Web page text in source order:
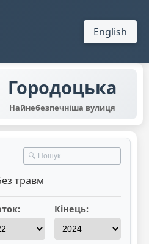
English
Городоцька
Найнебезпечніша вулиця
травм
Кінець: